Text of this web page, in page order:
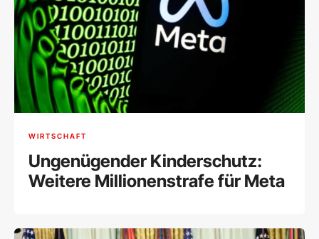
WIRTSCHAFT
Ungenügender Kinderschutz:
Weitere Millionenstrafe für Meta